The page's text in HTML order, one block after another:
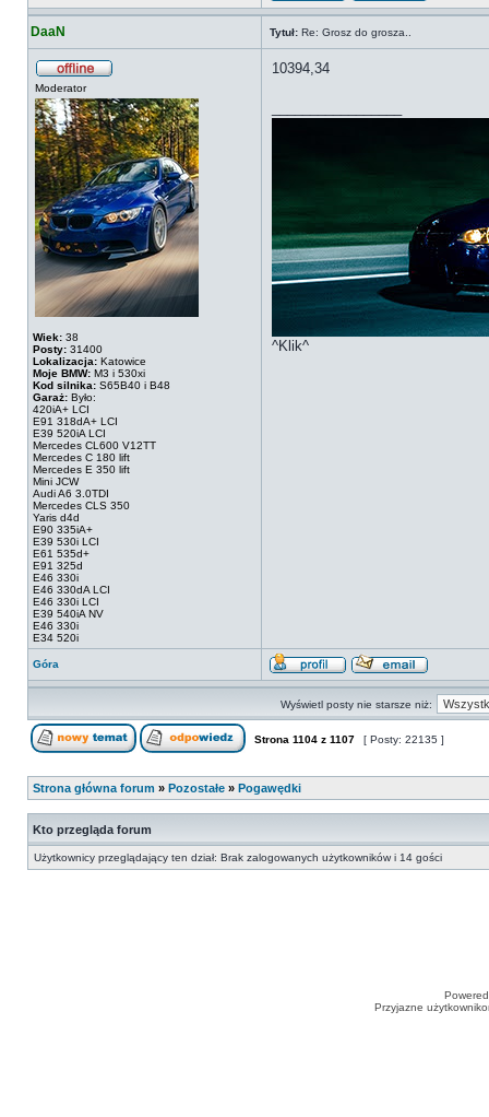
DaaN Tytuł: Re: Grosz do grosza..
Moderator
Wiek: 38
Posty: 31400
Lokalizacja: Katowice
Moje BMW: M3 i 530xi
Kod silnika: S65B40 i B48
Garaż: Było:
420iA+ LCI
E91 318dA+ LCI
E39 520iA LCI
Mercedes CL600 V12TT
Mercedes C 180 lift
Mercedes E 350 lift
Mini JCW
Audi A6 3.0TDI
Mercedes CLS 350
Yaris d4d
E90 335iA+
E39 530i LCI
E61 535d+
E91 325d
E46 330i
E46 330dA LCI
E46 330i LCI
E39 540iA NV
E46 330i
E34 520i
10394,34
^Klik^
Góra
Wyświetl posty nie starsze niż:
Strona 1104 z 1107 [ Posty: 22135 ]
Strona główna forum » Pozostałe » Pogawędki
Kto przegląda forum
Użytkownicy przeglądający ten dział: Brak zalogowanych użytkowników i 14 gości
Przyjazne